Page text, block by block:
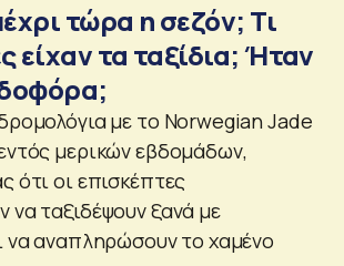
τώρα η σεζόν; Τι
είχαν τα ταξίδια; Ήταν
με το Norwegian Jade
μερικών εβδομάδων,
ότι οι επισκέπτες
ταξιδέψουν ξανά με
να αναπληρώσουν το χαμένο